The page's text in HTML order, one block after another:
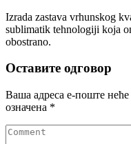
Izrada zastava vrhunskog
sublimatik tehnologiji koja
obostrano.
Оставите одговор
Ваша адреса е-поште
означена *
Comment